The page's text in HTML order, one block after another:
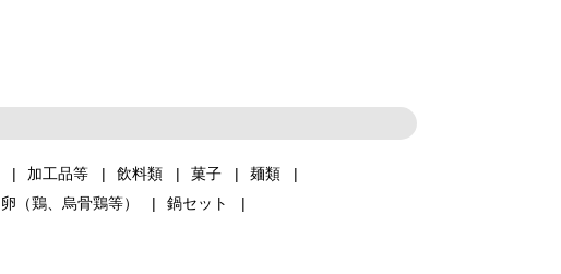
加工品等 飲料類 菓子
麺類
卵（鶏、烏骨鶏等）
鍋セット